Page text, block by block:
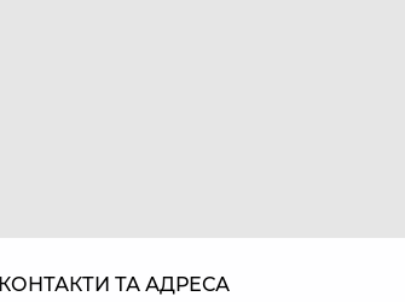
КОНТАКТИ ТА АДРЕСА